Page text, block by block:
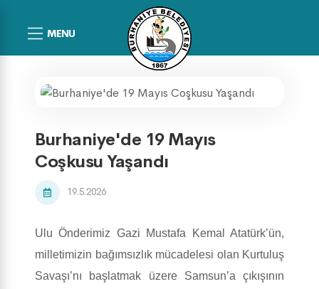
MENU
Burhaniye'de 19 Mayıs
Coşkusu Yaşandı
19.5.2026
Ulu Önderimiz Gazi Mustafa Kemal Atatürk’ün,
milletimizin bağımsızlık mücadelesi olan Kurtuluş
Savaşı’nı başlatmak üzere Samsun’a çıkışının